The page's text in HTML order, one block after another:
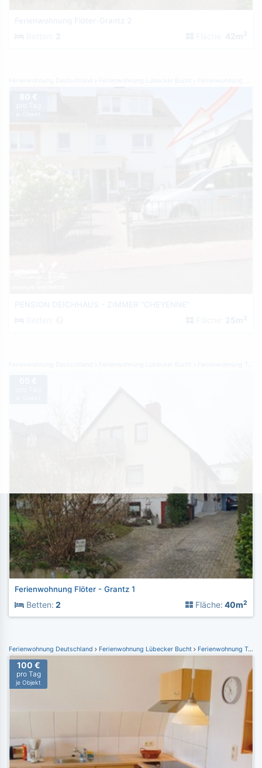
Ferienwohnung Flöter - Grantz 1
Betten: 2 Fläche: 40m2
Ferienwohnung Deutschland Ferienwohnung Lübecker Bucht Ferienwohnung Travemünde
100 €
pro Tag
je Objekt